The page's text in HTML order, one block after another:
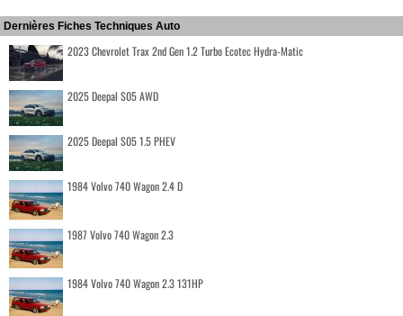
Dernières Fiches Techniques Auto
2023 Chevrolet Trax 2nd Gen 1.2 Turbo Ecotec Hydra-Matic
2025 Deepal S05 AWD
2025 Deepal S05 1.5 PHEV
1984 Volvo 740 Wagon 2.4 D
1987 Volvo 740 Wagon 2.3
1984 Volvo 740 Wagon 2.3 131HP